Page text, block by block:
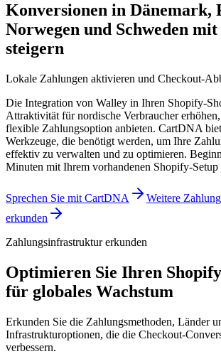
Konversionen in Dänemark,
Norwegen und Schweden
steigern
Lokale Zahlungen aktivieren und Checkout-
Die Integration von Walley in Ihren Shopify-
Attraktivität für nordische Verbraucher
flexible Zahlungsoption anbieten. CartDNA
Werkzeuge, die benötigt werden, um Ihre
effektiv zu verwalten und zu optimieren.
Minuten mit Ihrem vorhandenen Shopify-Setup
Sprechen Sie mit CartDNA
Weitere
erkunden
Zahlungsinfrastruktur erkunden
Optimieren Sie Ihren
für globales Wachstum
Erkunden Sie die Zahlungsmethoden, Länder
Infrastrukturoptionen, die die Checkout-
verbessern.